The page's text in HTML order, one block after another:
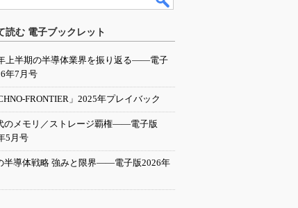
読む 電子ブックレット
上半期の半導体業界を振り返る――電子
年7月号
FRONTIER」2025年プレイバック
のメモリ／ストレージ覇権――電子版
5月号
半導体戦略 強みと限界――電子版2026年